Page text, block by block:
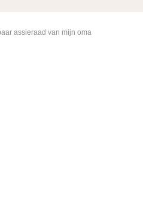
assieraad van mijn oma